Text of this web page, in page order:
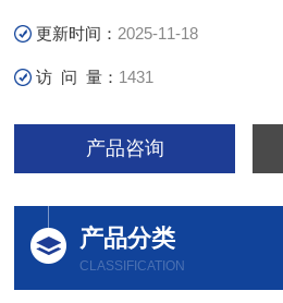
更新时间： 2025-11-18
访 问 量： 1431
产品咨询
产品分类
CLASSIFICATION